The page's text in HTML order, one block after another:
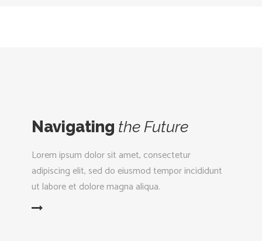
Navigating the Future
Lorem ipsum dolor sit amet, consectetur
adipiscing elit, sed do eiusmod tempor incididunt
ut labore et dolore magna aliqua.